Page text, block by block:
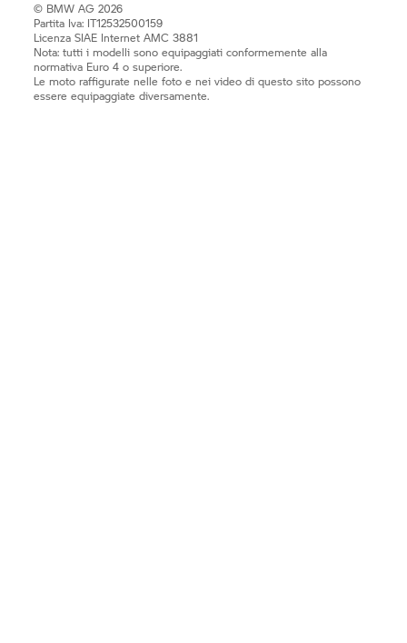
© BMW AG 2026
Partita Iva: IT12532500159
Licenza SIAE Internet AMC 3881
Nota: tutti i modelli sono equipaggiati conformemente alla
normativa Euro 4 o superiore.
Le moto raffigurate nelle foto e nei video di questo sito possono
essere equipaggiate diversamente.